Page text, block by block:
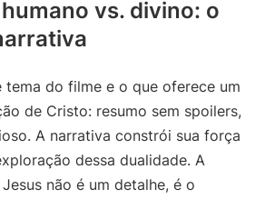
vs. divino: o
tema do filme e o que oferece um
de Cristo: resumo sem spoilers,
A narrativa constrói sua força
dessa dualidade. A
não é um detalhe, é o